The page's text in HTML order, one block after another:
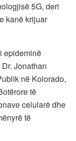
5G, deri
kanë krijuar
epideminë
Jonathan
në Kolorado,
të
celularë dhe
të